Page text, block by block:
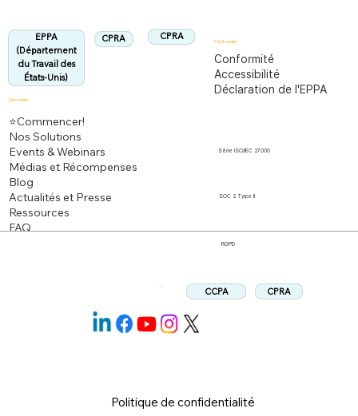
CPRA
EPPA
(Département
du Travail des
États-Unis)
CPRA
Découvrir
⭐Commencer!
Nos Solutions
Events & Webinars
Médias et Récompenses
Blog
Actualités et Presse
Ressources
FAQ
Conformité
Conformité
Accessibilité
Déclaration de l'EPPA
Série ISO/IEC 27000
Politique de confidentialité
SOC 2 Type II
RGPD
CCPA CPRA